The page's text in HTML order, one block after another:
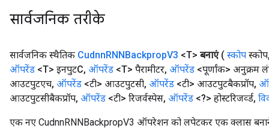
सार्वजनिक तरीके
सार्वजनिक स्थैतिक CudnnRNNBackpropV3 <T> बनाएं ( स्कोप स्कोप
ऑपरेंड <T> इनपुटC, ऑपरेंड <T> पैरामीटर, ऑपरेंड <पूर्णांक> अनुक्रम
आउटपुटएच, ऑपरेंड <टी> आउटपुटसी, ऑपरेंड <टी> आउटपुटबैकप्रॉप,
आउटपुटसीबैकप्रॉप, ऑपरेंड <टी> रिजर्वस्पेस, ऑपरेंड <?> होस्टरिजर्व्ड,
एक नए CudnnRNNBackpropV3 ऑपरेशन को लपेटकर एक क्लास बनाने